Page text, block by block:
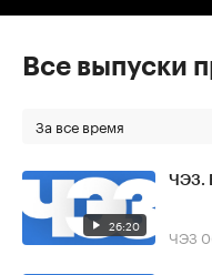
Все выпуски
За все время
26:20
ЧЭЗ.
ЧЭЗ